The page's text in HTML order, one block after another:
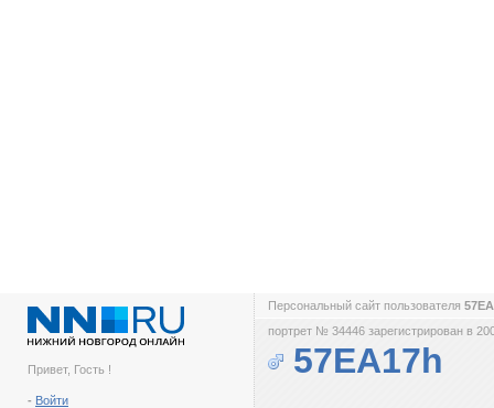
Привет, Гость !
- Войти
Персональный сайт пользователя
портрет № 34446 зарегистрирован в
57EA17h